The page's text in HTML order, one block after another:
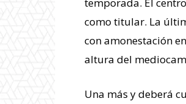
temporada. El
como titular. La
con amonestación
altura del
Una más y deberá